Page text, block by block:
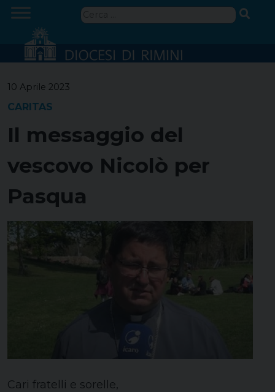
Skip
content
Ricerca
10 Aprile 2023
CARITAS
Il messaggio del
vescovo Nicolò per
Pasqua
Cari fratelli e sorelle,